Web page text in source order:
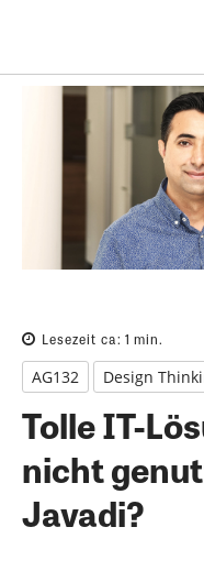
Lesezeit ca: 1 min.
AG132 Design
Tolle IT-
nicht
Javadi?